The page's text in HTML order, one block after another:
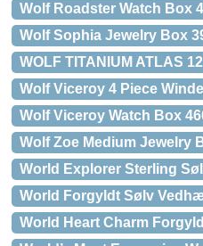
Wolf Roadster Watch Box
Wolf Sophia Jewelry Box
WOLF TITANIUM ATLAS
Wolf Viceroy 4 Piece
Wolf Viceroy Watch Box
Wolf Zoe Medium Jewelry
World Explorer Sterling
World Forgyldt Sølv
World Heart Charm